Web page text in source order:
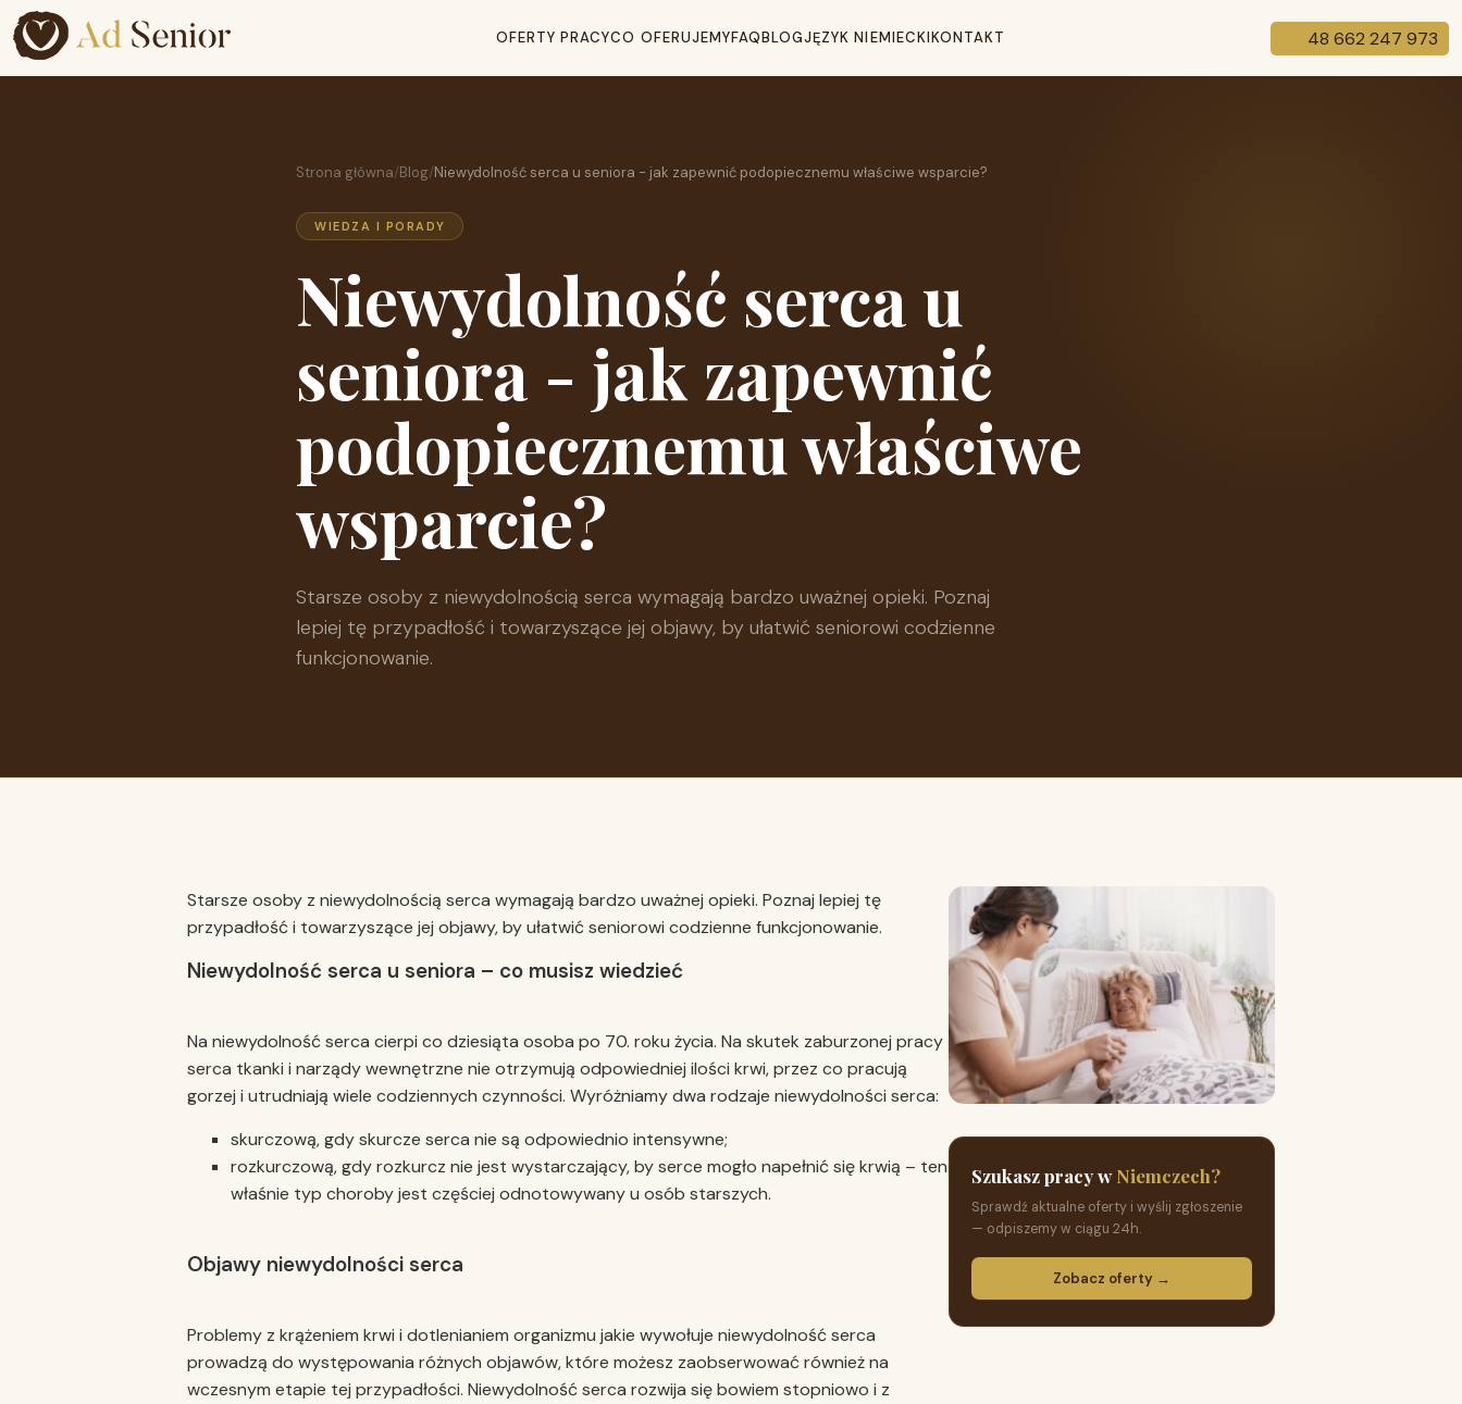
OFERTY PRACYCO OFERUJEMYFAQBLOGJĘZYK NIEMIECKIKONTAKT 48 662 247 973
Strona główna/Blog/Niewydolność serca u seniora - jak zapewnić podopiecznemu właściwe wsparcie?
WIEDZA I PORADY
Niewydolność serca u
seniora - jak zapewnić
podopiecznemu właściwe
wsparcie?
Starsze osoby z niewydolnością serca wymagają bardzo uważnej opieki. Poznaj
lepiej tę przypadłość i towarzyszące jej objawy, by ułatwić seniorowi codzienne
funkcjonowanie.
Starsze osoby z niewydolnością serca wymagają bardzo uważnej opieki. Poznaj lepiej tę
przypadłość i towarzyszące jej objawy, by ułatwić seniorowi codzienne funkcjonowanie.
Niewydolność serca u seniora – co musisz wiedzieć
Na niewydolność serca cierpi co dziesiąta osoba po 70. roku życia. Na skutek zaburzonej pracy
serca tkanki i narządy wewnętrzne nie otrzymują odpowiedniej ilości krwi, przez co pracują
gorzej i utrudniają wiele codziennych czynności. Wyróżniamy dwa rodzaje niewydolności serca:
skurczową, gdy skurcze serca nie są odpowiednio intensywne;
rozkurczową, gdy rozkurcz nie jest wystarczający, by serce mogło napełnić się krwią – ten
właśnie typ choroby jest częściej odnotowywany u osób starszych.
Objawy niewydolności serca
Problemy z krążeniem krwi i dotlenianiem organizmu jakie wywołuje niewydolność serca
prowadzą do występowania różnych objawów, które możesz zaobserwować również na
wczesnym etapie tej przypadłości. Niewydolność serca rozwija się bowiem stopniowo i z
Szukasz pracy wNiemczech?
Sprawdź aktualne oferty i wyślij zgłoszenie
— odpiszemy w ciągu 24h.
Zobacz oferty →